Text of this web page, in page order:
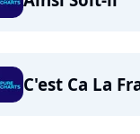
C'est Ca La